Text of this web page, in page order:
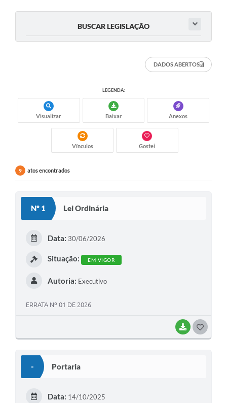
BUSCAR LEGISLAÇÃO
DADOS ABERTOS
LEGENDA:
Visualizar Baixar Anexos
Vínculos Gostei
9 atos encontrados
Nº 1 Lei Ordinária
BAIXAR
Data: 30/06/2026
Situação: EM VIGOR
Autoria: Executivo
ERRATA Nº 01 DE 2026
- Portaria
Data: 14/10/2025